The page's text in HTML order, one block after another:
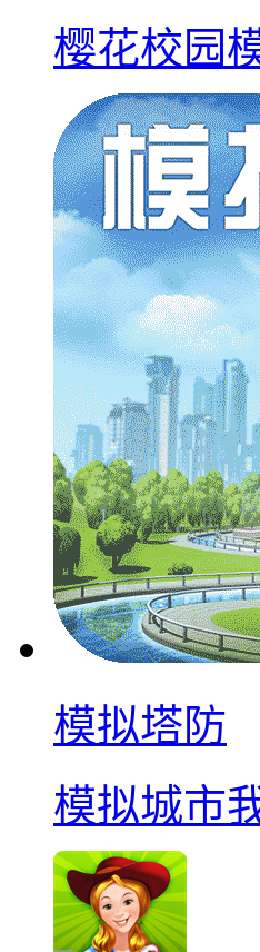
樱花校园
模拟塔防
模拟城市